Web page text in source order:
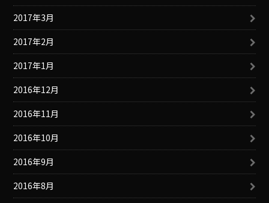
2017年3月
2017年2月
2017年1月
2016年12月
2016年11月
2016年10月
2016年9月
2016年8月